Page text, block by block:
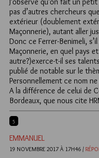
pas d’autres chercheurs
extérieur (doublement
Maçonnerie), autant aller
Donc ce Ferrer-Benimeli,
Maçonnerie, en quel pays
autre?)exerce-t-il ses
publié de notable sur le
Personnellement ce nom ne
A la différence de celui de
Bordeaux, que nous cite
5
EMMANUEL
19 NOVEMBRE 2017 À 17H46 /